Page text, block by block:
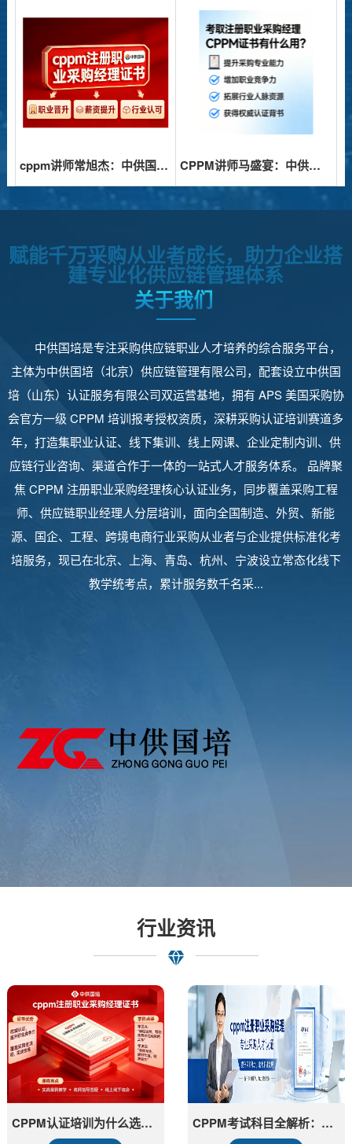
cppm讲师常旭杰：中供国培CPPM认证培训的实力派导师 CPPM讲师马盛宴：中供国培采购供应链人才培养的实践者
赋能千万采购从业者成长，助力企业搭
建专业化供应链管理体系
关于我们
中供国培是专注采购供应链职业人才培养的综合服务平台，
主体为中供国培（北京）供应链管理有限公司，配套设立中供国
培（山东）认证服务有限公司双运营基地，拥有 APS 美国采购协
会官方一级 CPPM 培训报考授权资质，深耕采购认证培训赛道多
年，打造集职业认证、线下集训、线上网课、企业定制内训、供
应链行业咨询、渠道合作于一体的一站式人才服务体系。 品牌聚
焦 CPPM 注册职业采购经理核心认证业务，同步覆盖采购工程
师、供应链职业经理人分层培训，面向全国制造、外贸、新能
源、国企、工程、跨境电商行业采购从业者与企业提供标准化考
培服务，现已在北京、上海、青岛、杭州、宁波设立常态化线下
教学统考点，累计服务数千名采...
行业资讯
CPPM认证培训为什么选择中供国培？报考指南与价值解读 CPPM考试科目全解析：中供国培助你高效备考采购经理认证